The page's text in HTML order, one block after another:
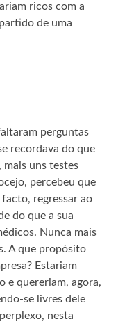
ricos com a
de uma
perguntas
recordava do que
uns testes
percebeu que
facto, regressar ao
do que a sua
Nunca mais
A que propósito
Estariam
e quereriam, agora,
se livres dele
nesta